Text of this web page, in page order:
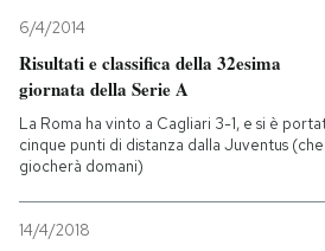
6/4/2014
Risultati e classifica della 32esima
giornata della Serie A
La Roma ha vinto a Cagliari 3-1, e si è
cinque punti di distanza dalla Juventus (che
giocherà domani)
14/4/2018